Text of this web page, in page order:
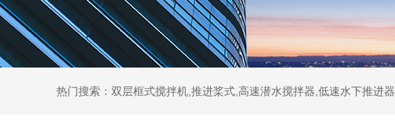
热门搜索：双层框式搅拌机,推进桨式,高速潜水搅拌器,低速水下推进器